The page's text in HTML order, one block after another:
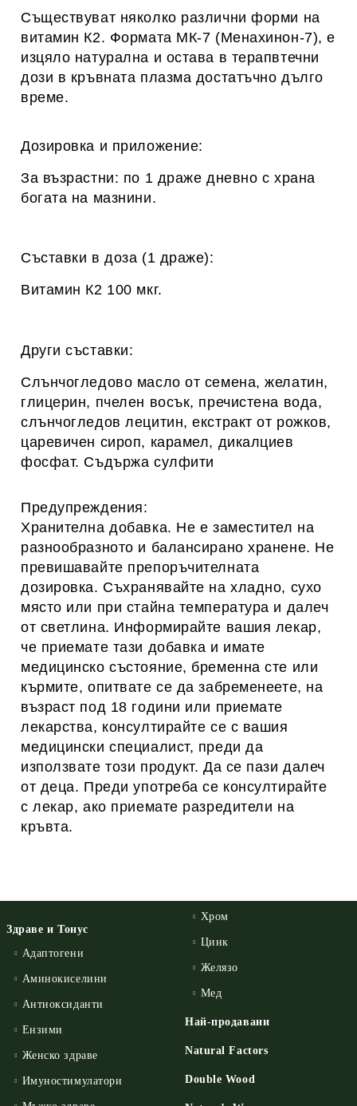
Съществуват няколко различни форми на
витамин К2. Формата МК-7 (Менахинон-7), е
изцяло натурална и остава в терапвтечни
дози в кръвната плазма достатъчно дълго
време.
Дозировка и приложение:
За възрастни: по 1 драже дневно с храна
богата на мазнини.
Съставки в доза (1 драже):
Витамин К2 100 мкг.
Други съставки:
Слънчогледово масло от семена, желатин,
глицерин, пчелен восък, пречистена вода,
слънчогледов лецитин, екстракт от рожков,
царевичен сироп, карамел, дикалциев
фосфат. Съдържа сулфити
Предупреждения:
Хранителна добавка. Не е заместител на
разнообразното и балансирано хранене. Не
превишавайте препоръчителната
дозировка. Съхранявайте на хладно, сухо
място или при стайна температура и далеч
от светлина. Информирайте вашия лекар,
че приемате тази добавка и имате
медицинско състояние, бременна сте или
кърмите, опитвате се да забременеете, на
възраст под 18 години или приемате
лекарства, консултирайте се с вашия
медицински специалист, преди да
използвате този продукт. Да се ​​пази далеч
от деца. Преди употреба се консултирайте
с лекар, ако приемате разредители на
кръвта.
Здраве и Тонус
Адаптогени
Аминокиселини
Антиоксиданти
Ензими
Женско здраве
Имуностимулатори
Хром
Цинк
Желязо
Мед
Най-продавани
Natural Factors
Double Wood